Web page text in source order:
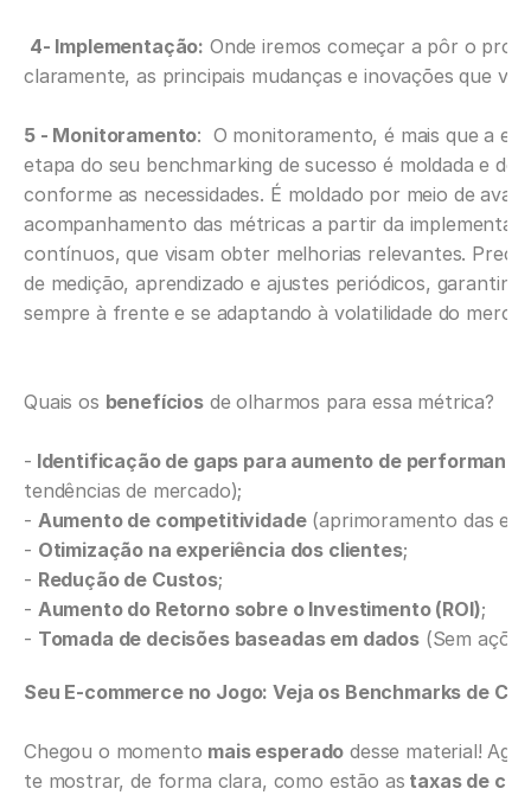
4- Implementação: Onde iremos começar a pôr o
claramente, as principais mudanças e inovações que
5 - Monitoramento:  O monitoramento, é mais que a
etapa do seu benchmarking de sucesso é moldada e
conforme as necessidades. É moldado por meio de
acompanhamento das métricas a partir da
contínuos, que visam obter melhorias relevantes.
de medição, aprendizado e ajustes periódicos,
sempre à frente e se adaptando à volatilidade do
Quais os benefícios de olharmos para essa métrica?
- Identificação de gaps para aumento de performance
tendências de mercado);
- Aumento de competitividade (aprimoramento das
- Otimização na experiência dos clientes;
- Redução de Custos;
- Aumento do Retorno sobre o Investimento (ROI);
- Tomada de decisões baseadas em dados (Sem
Seu E-commerce no Jogo: Veja os Benchmarks de
Chegou o momento mais esperado desse material!
te mostrar, de forma clara, como estão as taxas de